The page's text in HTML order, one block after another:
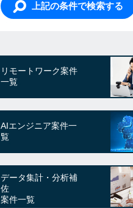
上記の条件で検索する
リモートワーク案件
一覧
AIエンジニア案件一
覧
データ集計・分析補
佐
案件一覧